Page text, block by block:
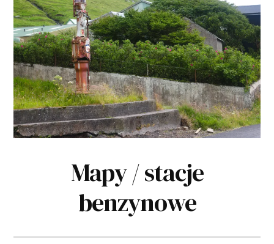
Mapy / stacje
benzynowe